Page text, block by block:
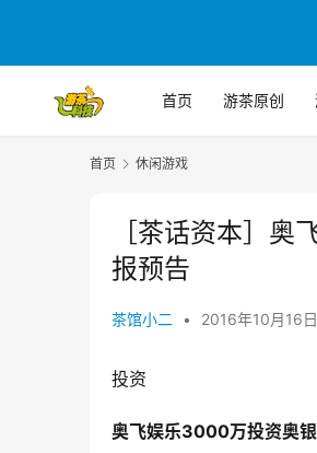
首页 游茶原创
首页 休闲游戏
［茶话资本］
报预告
茶馆小二 • 2016年10月16
投资
奥飞娱乐3000万投资奥